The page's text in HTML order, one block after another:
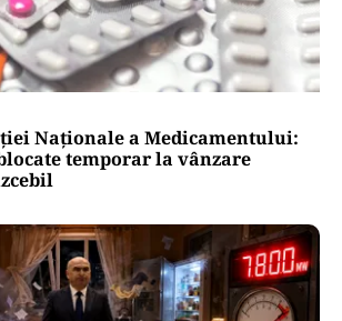
Naționale a Medicamentului:
temporar la vânzare